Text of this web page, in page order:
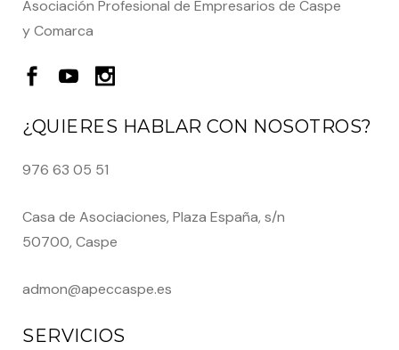
Asociación Profesional de Empresarios de Caspe
y Comarca
¿QUIERES HABLAR CON NOSOTROS?
976 63 05 51
Casa de Asociaciones, Plaza España, s/n
50700, Caspe
admon@apeccaspe.es
SERVICIOS